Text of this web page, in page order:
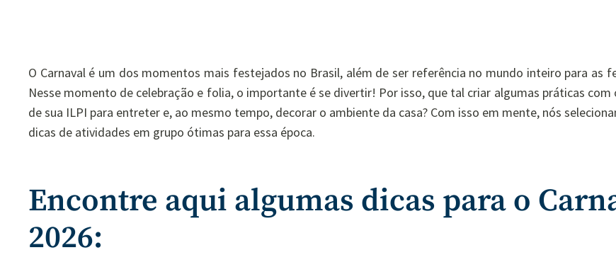
O Carnaval é um dos momentos mais festejados no Brasil, além de ser referência no mundo inteiro para as
Nesse momento de celebração e folia, o importante é se divertir! Por isso, que tal criar algumas práticas com
de sua ILPI para entreter e, ao mesmo tempo, decorar o ambiente da casa? Com isso em mente, nós
dicas de atividades em grupo ótimas para essa época.
Encontre aqui algumas dicas para o
2026: